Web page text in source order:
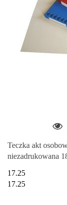
Teczka akt
niezadrukowana
17.25
17.25